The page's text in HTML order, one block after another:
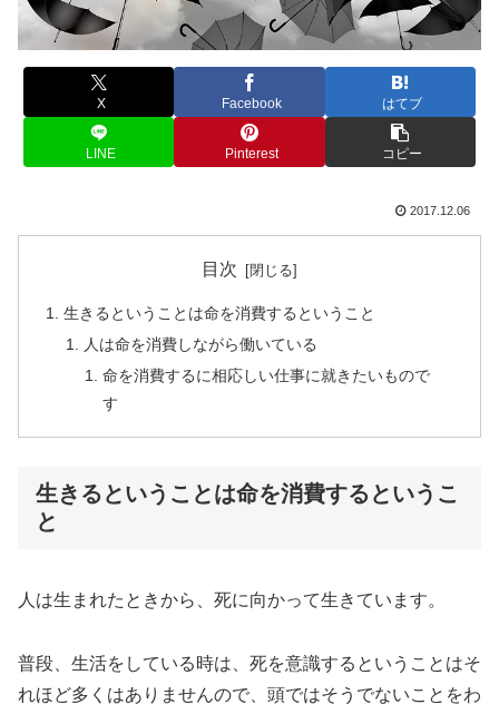
X Facebook はてブ
LINE Pinterest コピー
2017.12.06
目次
生きるということは命を消費するということ
人は命を消費しながら働いている
命を消費するに相応しい仕事に就きたいもので
す
生きるということは命を消費するというこ
と
人は生まれたときから、死に向かって生きています。
普段、生活をしている時は、死を意識するということはそ
れほど多くはありませんので、頭ではそうでないことをわ